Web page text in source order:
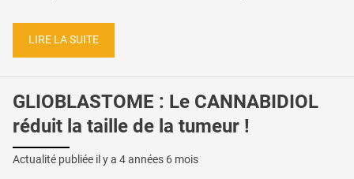
LIRE LA SUITE
GLIOBLASTOME : Le CANNABIDIOL
réduit la taille de la tumeur !
Actualité publiée il y a 4 années 6 mois